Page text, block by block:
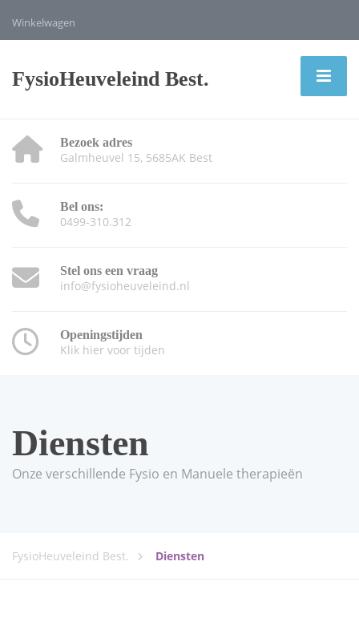
Winkelwagen
FysioHeuveleind Best.
Bezoek adres
Galmheuvel 15, 5685AK Best
Bel ons:
0499-310.312
Stel ons een vraag
info@fysioheuveleind.nl
Openingstijden
Klik hier voor tijden
Diensten
Onze verschillende Fysio en Manuele therapieën
FysioHeuveleind Best. Diensten